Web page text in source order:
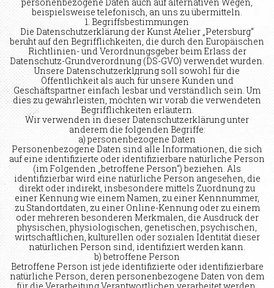
personenbezogene Daten auch auf alternativen Wegen,
beispielsweise telefonisch, an uns zu übermitteln.
1. Begriffsbestimmungen
Die Datenschutzerklärung der Kunst Atelier „Petersburg“
beruht auf den Begrifflichkeiten, die durch den Europäischen
Richtlinien- und Verordnungsgeber beim Erlass der
Datenschutz-Grundverordnung (DS-GVO) verwendet wurden.
Unsere Datenschutzerklдrung soll sowohl für die
Öffentlichkeit als auch für unsere Kunden und
Geschäftspartner einfach lesbar und verständlich sein. Um
dies zu gewährleisten, möchten wir vorab die verwendeten
Begrifflichkeiten erläutern.
Wir verwenden in dieser Datenschutzerklärung unter
anderem die folgenden Begriffe:
a) personenbezogene Daten
Personenbezogene Daten sind alle Informationen, die sich
auf eine identifizierte oder identifizierbare natürliche Person
(im Folgenden „betroffene Person“) beziehen. Als
identifizierbar wird eine natürliche Person angesehen, die
direkt oder indirekt, insbesondere mittels Zuordnung zu
einer Kennung wie einem Namen, zu einer Kennnummer,
zu Standortdaten, zu einer Online-Kennung oder zu einem
oder mehreren besonderen Merkmalen, die Ausdruck der
physischen, physiologischen, genetischen, psychischen,
wirtschaftlichen, kulturellen oder sozialen Identität dieser
natürlichen Person sind, identifiziert werden kann.
b) betroffene Person
Betroffene Person ist jede identifizierte oder identifizierbare
natürliche Person, deren personenbezogene Daten von dem